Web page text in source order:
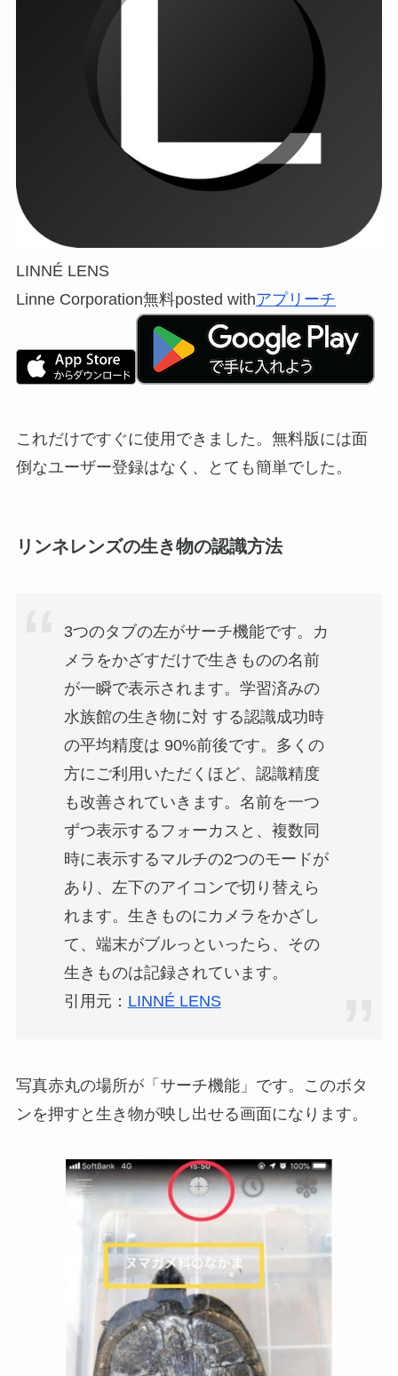
LINNÉ LENS
Linne Corporation無料posted withアプリーチ
これだけですぐに使用できました。無料版には面
倒なユーザー登録はなく、とても簡単でした。
リンネレンズの生き物の認識方法
3つのタブの左がサーチ機能です。カ
メラをかざすだけで生きものの名前
が一瞬で表示されます。学習済みの
水族館の生き物に対 する認識成功時
の平均精度は 90%前後です。多くの
方にご利用いただくほど、認識精度
も改善されていきます。名前を一つ
ずつ表示するフォーカスと、複数同
時に表示するマルチの2つのモードが
あり、左下のアイコンで切り替えら
れます。生きものにカメラをかざし
て、端末がブルっといったら、その
生きものは記録されています。
引用元： LINNÉ LENS
写真赤丸の場所が「サーチ機能」です。このボタ
ンを押すと生き物が映し出せる画面になります。